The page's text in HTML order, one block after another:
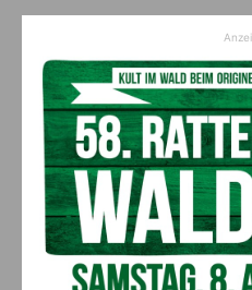
Tourismusjobbörse für
Sommer 2022 auch mit
Ukraine-Schwerpunkt
„Sein